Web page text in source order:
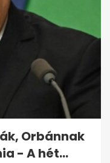
Magyar
Orbánnak
- A hét...